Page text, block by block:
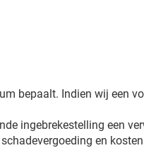
bepaalt. Indien wij een
ingebrekestelling een
en